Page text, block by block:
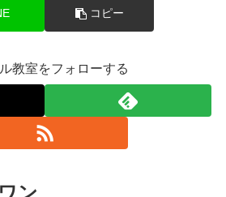
コピー
教室をフォローする
ン